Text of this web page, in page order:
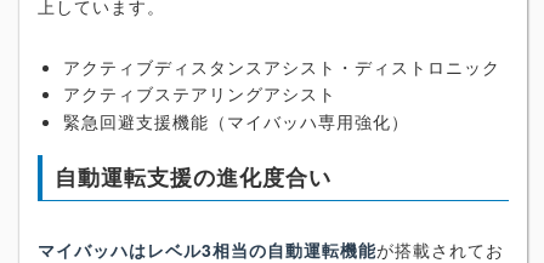
上しています。
アクティブディスタンスアシスト・ディストロニック
アクティブステアリングアシスト
緊急回避支援機能（マイバッハ専用強化）
自動運転支援の進化度合い
マイバッハはレベル3相当の自動運転機能が搭載されてお